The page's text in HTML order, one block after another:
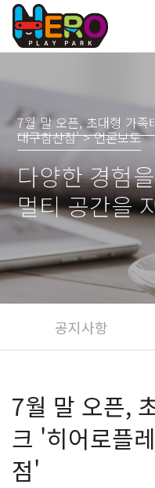
7월 말 오픈, 초대형 가족
대구침산점' > 언론보도
다양한 경험
멀티 공간을
공지사항
7월 말 오픈,
크 '히어로플
점'